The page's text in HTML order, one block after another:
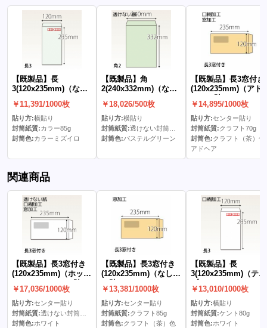
【既製品】長
3(120x235mm)（な
￥11,391/1000枚
貼り方:横貼り
封筒紙質:カラー85g
封筒色:カラーミズイロ
【既製品】角
2(240x332mm)（な
￥18,026/500枚
貼り方:横貼り
封筒紙質:透けない封筒パステル100g
封筒色:パステルグリーン
【既製品】長3窓付き
(120x235mm)（アド
￥14,895/1000枚
貼り方:センター貼り
封筒紙質:クラフト70g
封筒色:クラフト（茶）色
アドヘア
関連商品
【既製品】長3窓付き
(120x235mm)（ホット
メルト10mm）(C貼)
￥17,036/1000枚
貼り方:センター貼り
封筒紙質:透けない封筒ケント80g
封筒色:ホワイト
【既製品】長3窓付き
(120x235mm)（なし）
￥13,381/1000枚
貼り方:センター貼り
封筒紙質:クラフト85g
封筒色:クラフト（茶）色
【既製品】長
3(120x235mm)（テー
￥13,010/1000枚
貼り方:横貼り
封筒紙質:ケント80g
封筒色:ホワイト